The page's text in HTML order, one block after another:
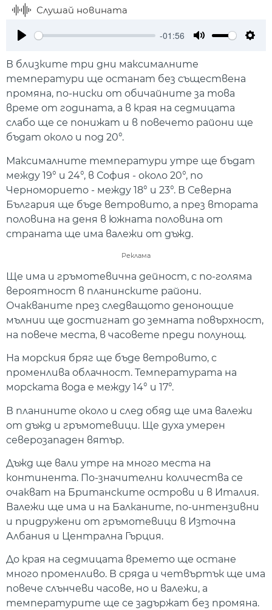
Слушай новината
-01:56
В близките три дни максималните
температури ще останат без съществена
промяна, по-ниски от обичайните за това
време от годината, а в края на седмицата
слабо ще се понижат и в повечето райони ще
бъдат около и под 20°.
Максималните температури утре ще бъдат
между 19° и 24°, в София - около 20°, по
Черноморието - между 18° и 23°. В Северна
България ще бъде ветровито, а през втората
половина на деня в южната половина от
страната ще има валежи от дъжд.
Реклама
Ще има и гръмотевична дейност, с по-голяма
вероятност в планинските райони.
Очакваните през следващото денонощие
мълнии ще достигнат до земната повърхност,
на повече места, в часовете преди полунощ.
На морския бряг ще бъде ветровито, с
променлива облачност. Температурата на
морската вода е между 14° и 17°.
В планините около и след обяд ще има валежи
от дъжд и гръмотевици. Ще духа умерен
северозападен вятър.
Дъжд ще вали утре на много места на
континента. По-значителни количества се
очакват на Британските острови и в Италия.
Валежи ще има и на Балканите, по-интензивни
и придружени от гръмотевици в Източна
Албания и Централна Гърция.
До края на седмицата времето ще остане
много променливо. В сряда и четвъртък ще има
повече слънчеви часове, но и валежи, а
температурите ще се задържат без промяна.